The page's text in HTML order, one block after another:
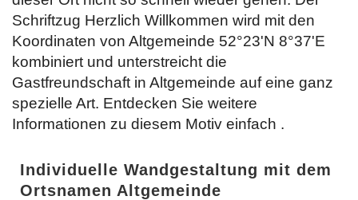
Schriftzug Herzlich Willkommen wird mit den
Koordinaten von Altgemeinde 52°23'N 8°37'E
kombiniert und unterstreicht die
Gastfreundschaft in Altgemeinde auf eine ganz
spezielle Art. Entdecken Sie weitere
Informationen zu diesem Motiv einfach .
Individuelle Wandgestaltung mit dem
Ortsnamen Altgemeinde